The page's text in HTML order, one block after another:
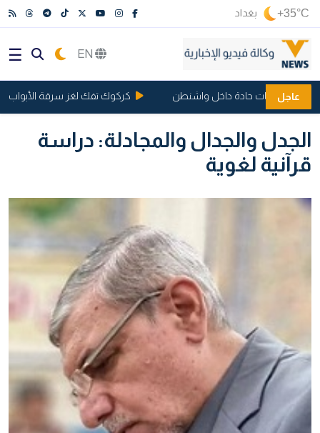
+35°C بغداد
عاجل
وتثير أزمات حادة داخل واشنطن كركوك تفك لغز سرقة الأبواب والشبابيك
الجدل والجدال والمجادلة: دراسة
قرآنية لغوية